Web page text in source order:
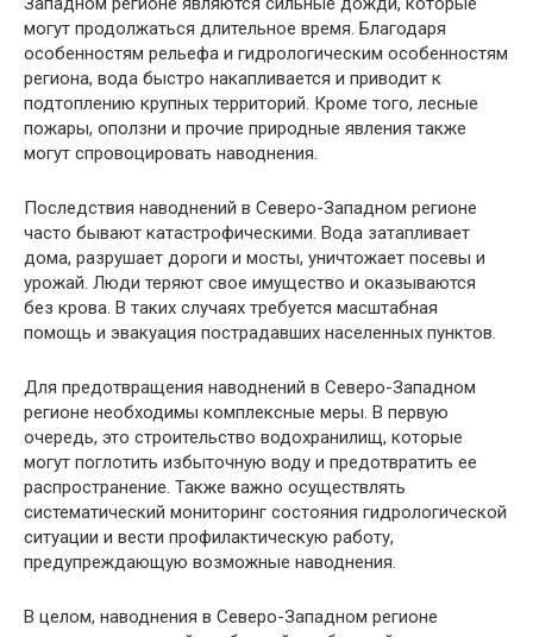
могут продолжаться длительное время. Благодаря
особенностям рельефа и гидрологическим особенностям
региона, вода быстро накапливается и приводит к
подтоплению крупных территорий. Кроме того, лесные
пожары, оползни и прочие природные явления также
могут спровоцировать наводнения.
Последствия наводнений в Северо-Западном регионе
часто бывают катастрофическими. Вода затапливает
дома, разрушает дороги и мосты, уничтожает посевы и
урожай. Люди теряют свое имущество и оказываются
без крова. В таких случаях требуется масштабная
помощь и эвакуация пострадавших населенных пунктов.
Для предотвращения наводнений в Северо-Западном
регионе необходимы комплексные меры. В первую
очередь, это строительство водохранилищ, которые
могут поглотить избыточную воду и предотвратить ее
распространение. Также важно осуществлять
систематический мониторинг состояния гидрологической
ситуации и вести профилактическую работу,
предупреждающую возможные наводнения.
В целом, наводнения в Северо-Западном регионе